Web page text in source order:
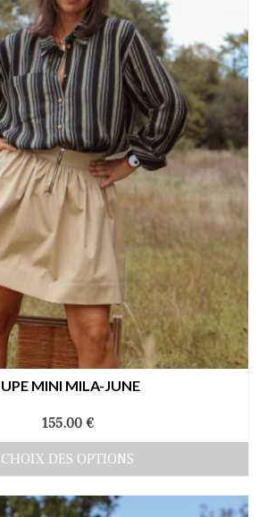
MINI MILA-JUNE
155.00 €
CHOIX DES OPTIONS